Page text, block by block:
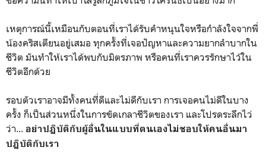
เหตุการณ์นี้เหมือนกับตอนที่เราได้รับคำหนุนใจหรือกำลังใจจากพี่
น้องคริสเตียนอยู่เสมอ ทุกครั้งที่เจอปัญหาและความยากลำบากใน
ชีวิต มันทำให้เราได้พบกับมิตรภาพ หรือคนที่เราควรรักษาไว้ใน
ชีวิตอีกด้วย
รอบตัวเราอาจมีทั้งคนที่ดีและไม่ดีกับเรา การเจอคนไม่ดีในบาง
ครั้ง ก็เป็นส่วนหนึ่งในการขัดเกลาชีวิตของเรา และโปรดระลึกไว่
ว่า... อย่าปฏิบัติกับผู้อื่นในแบบที่ตนเองไม่ชอบให้คนอื่นมา
ปฏิบัติกับเรา